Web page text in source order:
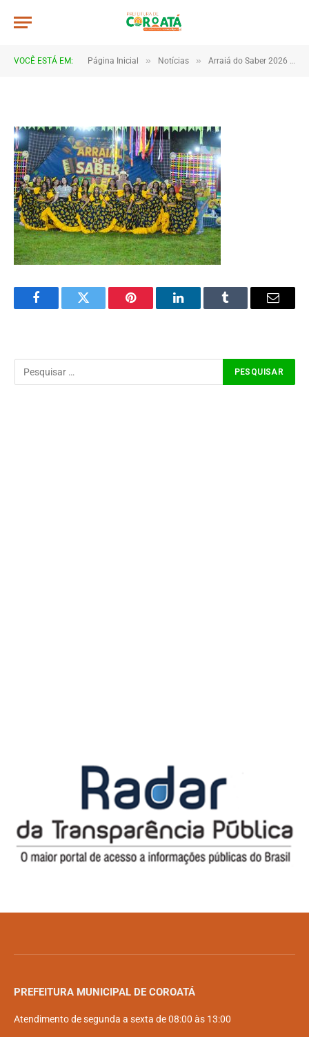
VOCÊ ESTÁ EM: Página Inicial » Notícias » Arraiá do Saber 2026 tem início no Macropolo Pau de Estopa com celebração da cultura e da educação
DSC_5519
FacebookTwitter Pinterest LinkedInTumblr Email
PREFEITURA MUNICIPAL DE COROATÁ
Atendimento de segunda a sexta de 08:00 às 13:00